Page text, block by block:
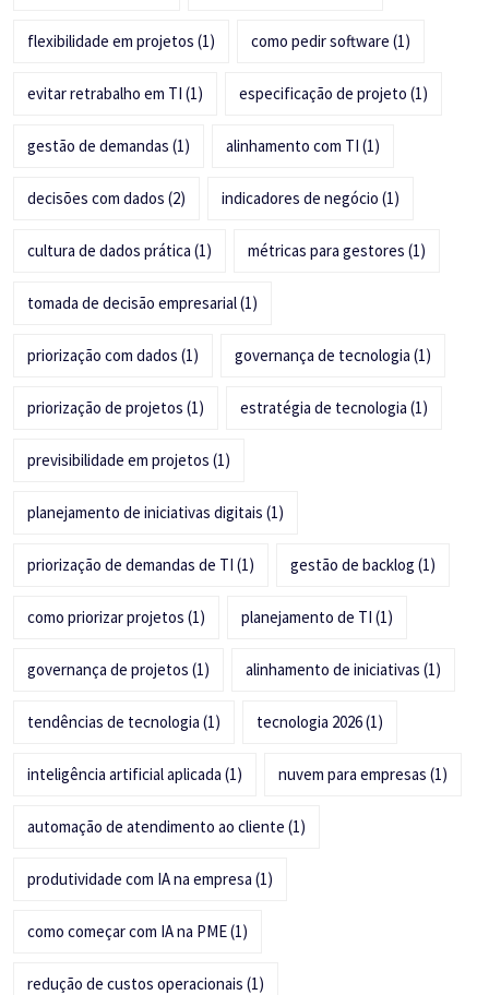
flexibilidade em projetos (1) como pedir software (1)
evitar retrabalho em TI (1) especificação de projeto (1)
gestão de demandas (1) alinhamento com TI (1)
decisões com dados (2) indicadores de negócio (1)
cultura de dados prática (1) métricas para gestores (1)
tomada de decisão empresarial(1)
priorização com dados (1) governança de tecnologia (1)
priorização de projetos (1) estratégia de tecnologia (1)
previsibilidade em projetos (1)
planejamento de iniciativas digitais (1)
priorização de demandas de TI (1) gestão de backlog (1)
como priorizar projetos (1) planejamento de TI (1)
governança de projetos (1) alinhamento de iniciativas (1)
tendências de tecnologia (1) tecnologia 2026(1)
inteligência artificial aplicada (1) nuvem para empresas (1)
automação de atendimento ao cliente (1)
produtividade com IA na empresa (1)
como começar com IA na PME(1)
redução de custos operacionais (1)